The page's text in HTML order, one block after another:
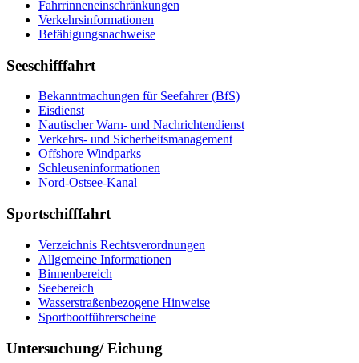
Fahrrinneneinschränkungen
Verkehrsinformationen
Befähigungsnachweise
Seeschifffahrt
Bekanntmachungen für Seefahrer (BfS)
Eisdienst
Nautischer Warn- und Nachrichtendienst
Verkehrs- und Sicherheitsmanagement
Offshore Windparks
Schleuseninformationen
Nord-Ostsee-Kanal
Sportschifffahrt
Verzeichnis Rechtsverordnungen
Allgemeine Informationen
Binnenbereich
Seebereich
Wasserstraßenbezogene Hinweise
Sportbootführerscheine
Untersuchung/ Eichung